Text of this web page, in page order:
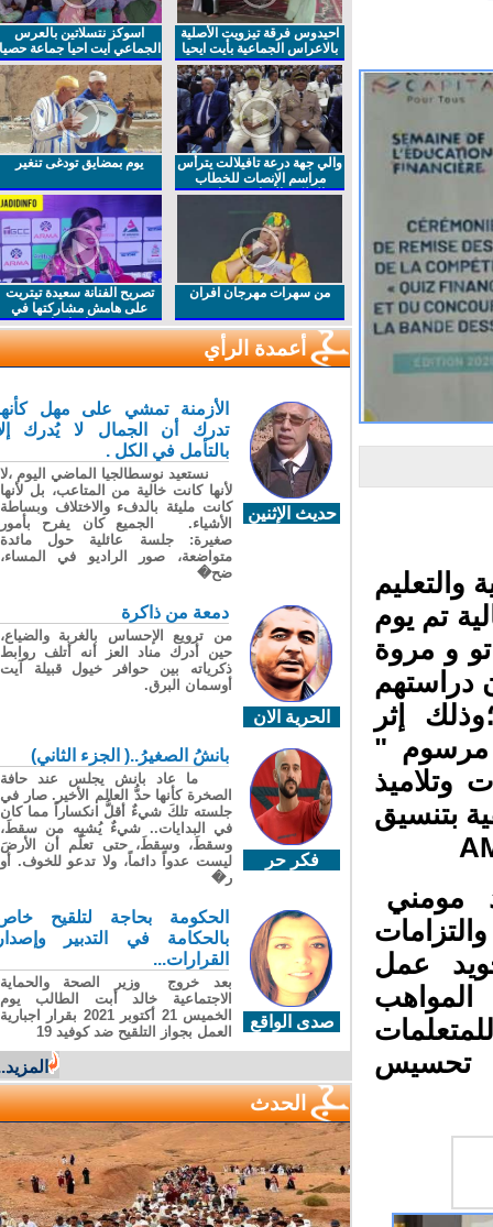
تميوم
و مروة
دراستهم
إثر
"
وتلاميذ
بتنسيق
مومني
إلى تجويد عمل
تحسيس
احيدوس فرقة تيزويت الأصلية
بالاعراس الجماعية بأيت ايحيا
اسوكز نتسلاتين بالعرس
الجماعي ايت احيا جماعة حصيا
والي جهة درعة تافيلالت يترأس
مراسم الإنصات للخطاب
الملكي السامي بمناسبة
يوم بمضايق تودغى تنغير
من سهرات مهرجان افران
تصريح الفنانة سعيدة تيتريت
على هامش مشاركتها في
مهرجان افران
أعمدة الرأي
حديث الإثنين
الأزمنة تمشي على مهل كأنها
تدرك أن الجمال لا يُدرك إلا
بالتأمل في الكل .
نستعيد نوسطالجيا الماضي اليوم ،لا
لأنها كانت خالية من المتاعب، بل لأنها
كانت مليئة بالدفء والاختلاف وبساطة
الأشياء. الجميع كان يفرح بأمور
صغيرة: جلسة عائلية حول مائدة
متواضعة، صور الراديو في المساء،
ضح�
الحرية الان
دمعة من ذاكرة
من ترويع الإحساس بالغربة والضياع،
حين أدرك مناد العز أنه أتلف روابط
ذكرياته بين حوافر خيول قبيلة آيت
أوسمان البرق.
فكر حر
بانشُ الصغيرُ..( الجزء الثاني)
ما عاد بانش يجلس عند حافة
الصخرة كأنها حدُّ العالم الأخير. صار في
جلسته تلكَ شيءٌ أقلُّ انكساراً مما كان
في البدايات.. شيءٌ يُشبِه من سقطَ،
وسقطَ، وسقطَ، حتى تعلّم أن الأرضَ
ليست عدواً دائماً، ولا تدعو للخوف. أو
ر�
صدى الواقع
الحكومة بحاجة لتلقيح خاص
بالحكامة في التدبير وإصدار
القرارات...
بعد خروج وزير الصحة والحماية
الاجتماعية خالد أبت الطالب يوم
الخميس 21 أكتوبر 2021 بقرار اجبارية
العمل بجواز التلقيح ضد كوفيد 19
المزيد...
الحدث